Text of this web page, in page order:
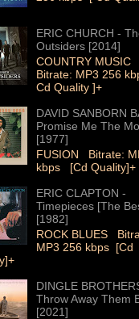
ERIC CHURCH -
Outsiders [2014]
COUNTRY MUSIC
Bitrate: MP3 256
Cd Quality ]+
DAVID SANBORN
Promise Me The
[1977]
FUSION Bitrate:
kbps [Cd Quality]+
ERIC CLAPTON -
Timepieces [The
[1982]
ROCK BLUES
MP3 256 kbps [Cd
DINGLE
Throw Away Them
[2021]